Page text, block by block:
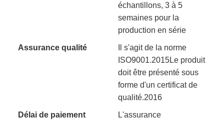
échantillons, 3 à 5
semaines pour la
production en série
Assurance qualité
Il s'agit de la norme
ISO9001.2015Le produit
doit être présenté sous
forme d'un certificat de
qualité.2016
Délai de paiement
L'assurance